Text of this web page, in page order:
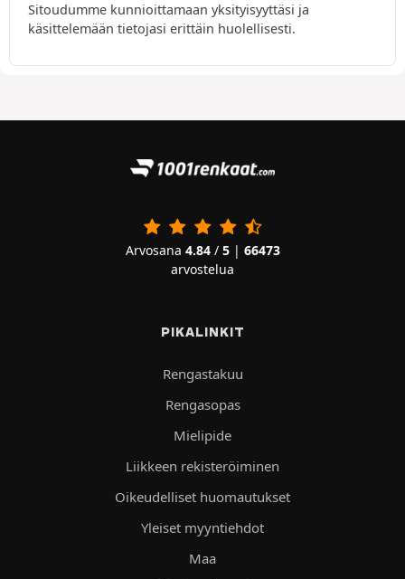
Sitoudumme kunnioittamaan yksityisyyttäsi ja
käsittelemään tietojasi erittäin huolellisesti.
Arvosana 4.84/ 5| 66473
arvostelua
PIKALINKIT
Rengastakuu
Rengasopas
Mielipide
Liikkeen rekisteröiminen
Oikeudelliset huomautukset
Yleiset myyntiehdot
Maa